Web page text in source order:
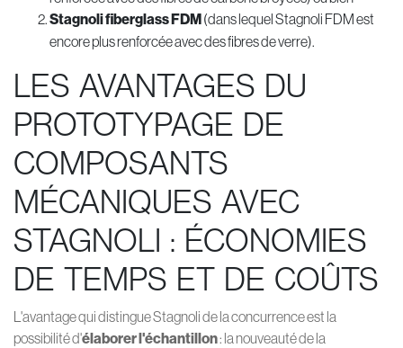
Stagnoli fiberglass FDM(dans lequel Stagnoli FDM est
encore plus renforcée avec des fibres de verre).
LES AVANTAGES DU
PROTOTYPAGE DE
COMPOSANTS
MÉCANIQUES AVEC
STAGNOLI : ÉCONOMIES
DE TEMPS ET DE COÛTS
L'avantage qui distingue Stagnoli de la concurrence est la
possibilité d'élaborer l'échantillon: la nouveauté de la